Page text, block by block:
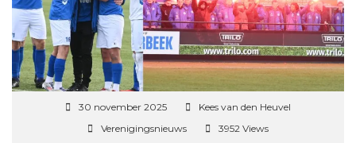
30 november 2025
Kees van den Heuvel
Verenigingsnieuws
3952 Views